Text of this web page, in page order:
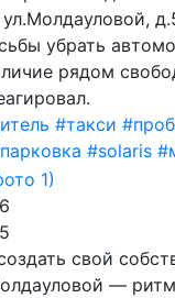
убрать
рядом
#такси
#solaris
свой
—